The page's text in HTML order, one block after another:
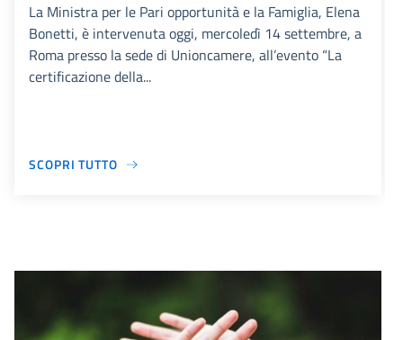
La Ministra per le Pari opportunità e la Famiglia, Elena
Bonetti, è intervenuta oggi, mercoledì 14 settembre, a
Roma presso la sede di Unioncamere, all’evento “La
certificazione della...
SCOPRI TUTTO